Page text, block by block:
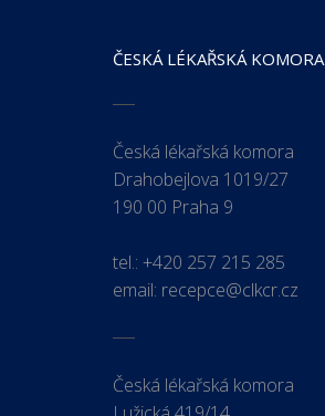
ČESKÁ LÉKAŘSKÁ KOMORA
Česká lékařská komora
Drahobejlova 1019/27
190 00 Praha 9
tel.: +420 257 215 285
email: recepce@clkcr.cz
Česká lékařská komora